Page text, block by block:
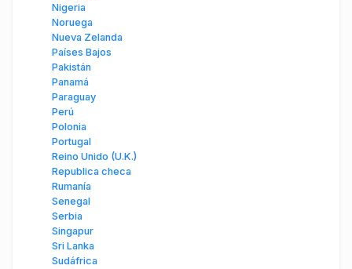
Nigeria
Noruega
Nueva Zelanda
Países Bajos
Pakistán
Panamá
Paraguay
Perú
Polonia
Portugal
Reino Unido (U.K.)
Republica checa
Rumanía
Senegal
Serbia
Singapur
Sri Lanka
Sudáfrica